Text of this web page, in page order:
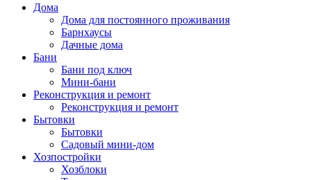
Дома
Дома для постоянного проживания
Барнхаусы
Дачные дома
Бани
Бани под ключ
Мини-бани
Реконструкция и ремонт
Реконструкция и ремонт
Бытовки
Бытовки
Садовый мини-дом
Хозпостройки
Хозблоки